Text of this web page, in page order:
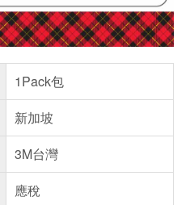
1Pack包
新加坡
3M台灣
應稅